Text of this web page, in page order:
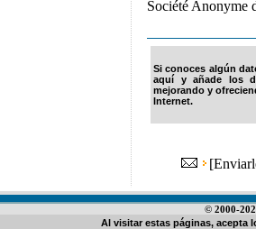
Société Anonyme
Si conoces algún
aquí y añade los
mejorando y
Internet.
[
© 2000-
Al visitar estas páginas, acepta